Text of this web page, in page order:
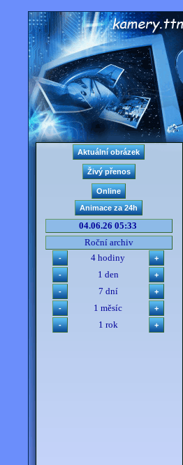
04.06.26 05:33
Roční archiv
4 hodiny
1 den
7 dní
1 měsíc
1 rok